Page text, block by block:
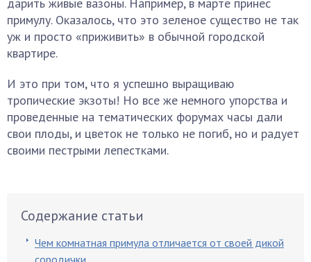
примулу. Оказалось, что это зеленое существо не так
уж и просто «приживить» в обычной городской
квартире.
И это при том, что я успешно выращиваю
тропические экзоты! Но все же немного упорства и
проведенные на тематических форумах часы дали
свои плоды, и цветок не только не погиб, но и радует
своими пестрыми лепестками.
Содержание статьи
Чем комнатная примула отличается от своей дикой
сородички